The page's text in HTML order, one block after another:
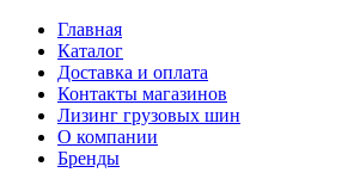
Главная
Каталог
Доставка и оплата
Контакты магазинов
Лизинг грузовых шин
О компании
Бренды